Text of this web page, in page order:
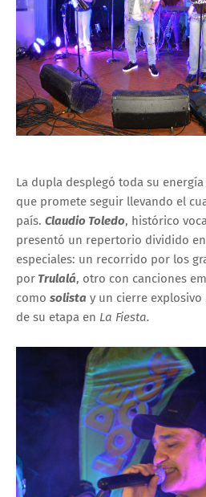
La dupla desplegó toda su
que promete seguir llevando el
país. Claudio Toledo, histórico
presentó un repertorio dividido
especiales: un recorrido por los
por Trulalá, otro con canciones
como solista y un cierre
de su etapa en La Fiesta.